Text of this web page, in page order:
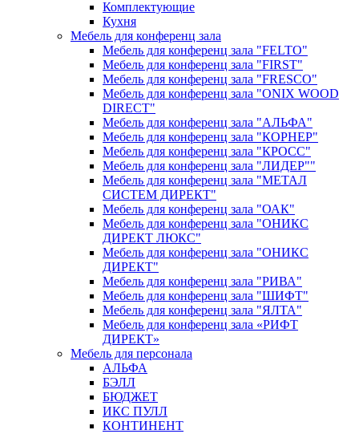
Комплектующие
Кухня
Мебель для конференц зала
Мебель для конференц зала "FELTO"
Мебель для конференц зала "FIRST"
Мебель для конференц зала "FRESCO"
Мебель для конференц зала "ONIX WOOD
DIRECT"
Мебель для конференц зала "АЛЬФА"
Мебель для конференц зала "КОРНЕР"
Мебель для конференц зала "КРОСС"
Мебель для конференц зала "ЛИДЕР""
Мебель для конференц зала "МЕТАЛ
СИСТЕМ ДИРЕКТ"
Мебель для конференц зала "ОАК"
Мебель для конференц зала "ОНИКС
ДИРЕКТ ЛЮКС"
Мебель для конференц зала "ОНИКС
ДИРЕКТ"
Мебель для конференц зала "РИВА"
Мебель для конференц зала "ШИФТ"
Мебель для конференц зала "ЯЛТА"
Мебель для конференц зала «РИФТ
ДИРЕКТ»
Мебель для персонала
АЛЬФА
БЭЛЛ
БЮДЖЕТ
ИКС ПУЛЛ
КОНТИНЕНТ